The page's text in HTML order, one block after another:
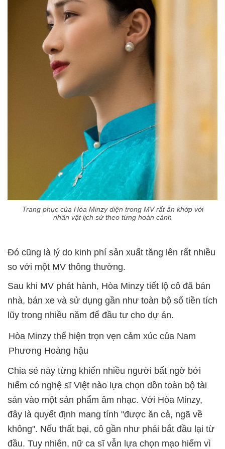
Trang phục của Hòa Minzy diện trong MV rất ăn khớp với
nhân vật lịch sử theo từng hoàn cảnh
Đó cũng là lý do kinh phí sản xuất tăng lên rất nhiều
so với một MV thông thường.
Sau khi MV phát hành, Hòa Minzy tiết lộ cô đã bán
nhà, bán xe và sử dụng gần như toàn bộ số tiền tích
lũy trong nhiều năm để đầu tư cho dự án.
Hòa Minzy thể hiện trọn vẹn cảm xúc của Nam
Phương Hoàng hậu
Chia sẻ này từng khiến nhiều người bất ngờ bởi
hiếm có nghệ sĩ Việt nào lựa chọn dồn toàn bộ tài
sản vào một sản phẩm âm nhạc. Với Hòa Minzy,
đây là quyết định mang tính "được ăn cả, ngã về
không". Nếu thất bại, cô gần như phải bắt đầu lại từ
đầu. Tuy nhiên, nữ ca sĩ vẫn lựa chọn mạo hiểm vì